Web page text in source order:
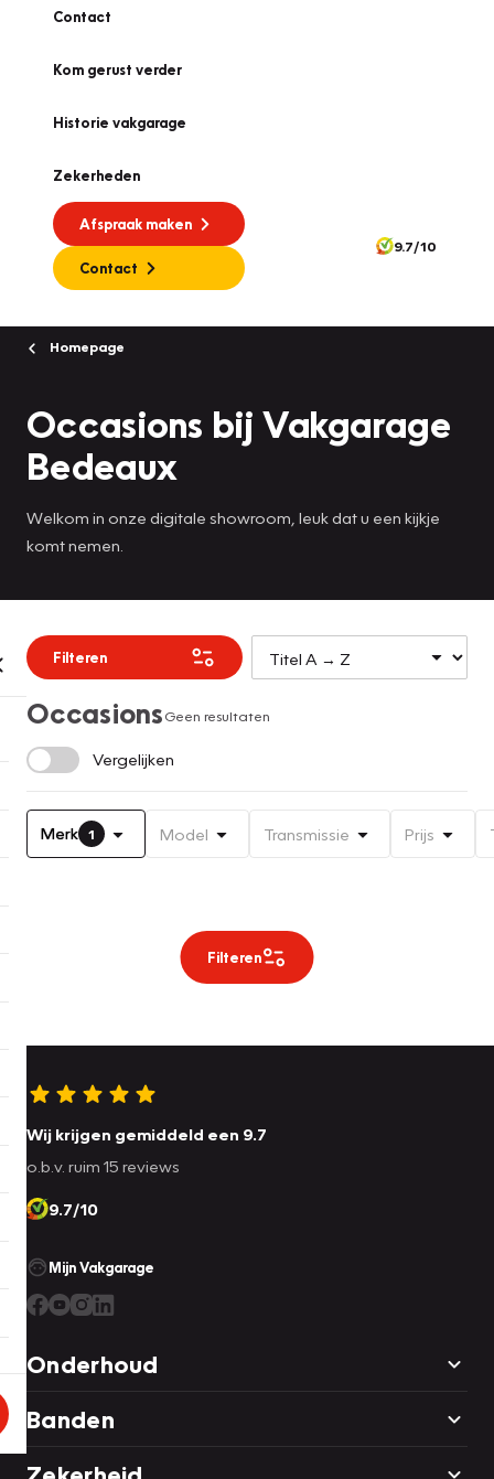
Contact
Kom gerust verder
Historie vakgarage
Zekerheden
Afspraak maken
Contact
9.7/10
Homepage
Occasions bij Vakgarage
Bedeaux
Welkom in onze digitale showroom, leuk dat u een kijkje
komt nemen.
Filteren
OccasionsGeen resultaten
Vergelijken
Merk 1 Model Transmissie Prijs
Filteren
Wij krijgen gemiddeld een 9.7
o.b.v. ruim 15 reviews
9.7/10
Mijn Vakgarage
Onderhoud
Banden